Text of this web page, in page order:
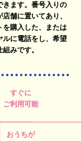
きます。番号入りの
舗に置いてあり、
を購入した、または
ルに電話をし、希望
みです。
すぐに
ご利用可能
おうちが